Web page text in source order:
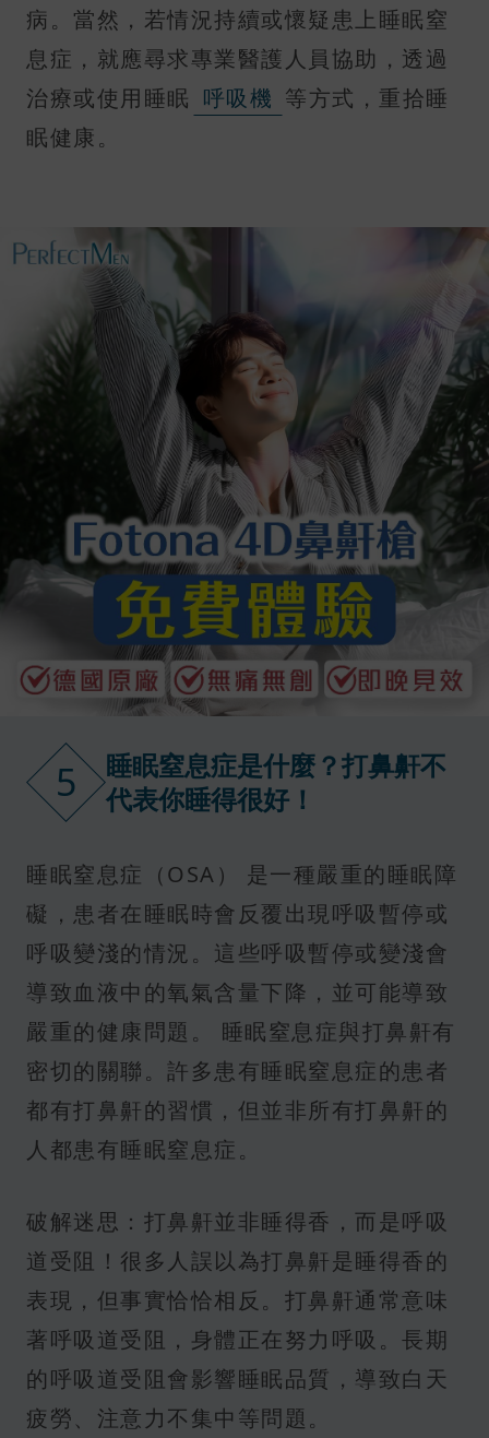
病。當然，若情況持續或懷疑患上睡眠窒
息症，就應尋求專業醫護人員協助，透過
治療或使用睡眠 呼吸機 等方式，重拾睡
眠健康。
5
睡眠窒息症是什麼？打鼻鼾不
代表你睡得很好！
睡眠窒息症（OSA） 是一種嚴重的睡眠障
礙，患者在睡眠時會反覆出現呼吸暫停或
呼吸變淺的情況。這些呼吸暫停或變淺會
導致血液中的氧氣含量下降，並可能導致
嚴重的健康問題。 睡眠窒息症與打鼻鼾有
密切的關聯。許多患有睡眠窒息症的患者
都有打鼻鼾的習慣，但並非所有打鼻鼾的
人都患有睡眠窒息症。
破解迷思：打鼻鼾並非睡得香，而是呼吸
道受阻！很多人誤以為打鼻鼾是睡得香的
表現，但事實恰恰相反。打鼻鼾通常意味
著呼吸道受阻，身體正在努力呼吸。長期
的呼吸道受阻會影響睡眠品質，導致白天
疲勞、注意力不集中等問題。